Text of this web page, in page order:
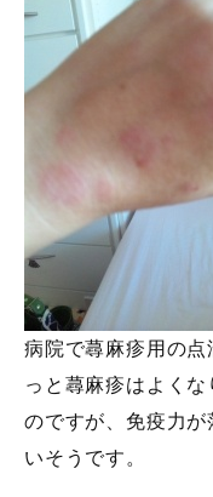
病院で蕁麻疹用の
っと蕁麻疹はよく
のですが、免疫力
いそうです。